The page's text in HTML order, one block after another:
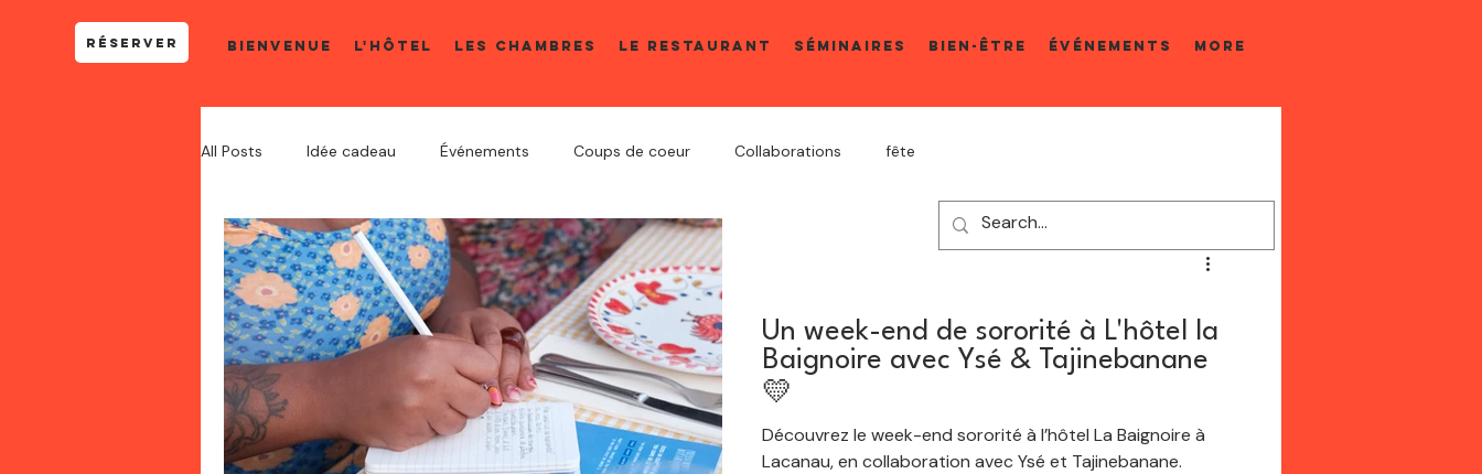
RÉSERVER Bienvenue L'HÔTEL LES CHAMBRES LE RESTAURANT SÉMINAIRES BIEN-ÊTRE ÉVÉNEMENTS More
All Posts Idée cadeau Événements Coups de coeur Collaborations fête
Un week-end de sororité à L'hôtel la
Baignoire avec Ysé & Tajinebanane
💛
Découvrez le week-end sororité à l’hôtel La Baignoire à
Lacanau, en collaboration avec Ysé et Tajinebanane.